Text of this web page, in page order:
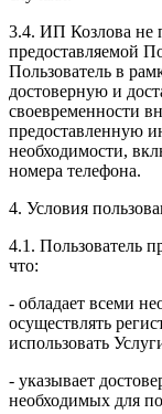
3.4. ИП Козлова не
предоставляемой
Пользователь в
достоверную и
своевременности
предоставленную
необходимости,
номера телефона.
4. Условия
4.1. Пользователь
что:
- обладает всеми
осуществлять
использовать
- указывает
необходимых для